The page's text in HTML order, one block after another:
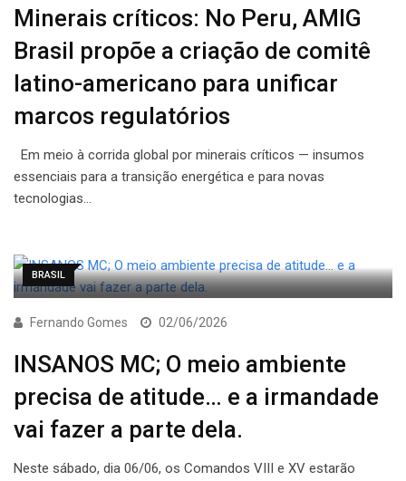
Minerais críticos: No Peru, AMIG
Brasil propõe a criação de comitê
latino-americano para unificar
marcos regulatórios
Em meio à corrida global por minerais críticos — insumos
essenciais para a transição energética e para novas
tecnologias…
BRASIL
Fernando Gomes 02/06/2026
INSANOS MC; O meio ambiente
precisa de atitude… e a irmandade
vai fazer a parte dela.
Neste sábado, dia 06/06, os Comandos VIII e XV estarão